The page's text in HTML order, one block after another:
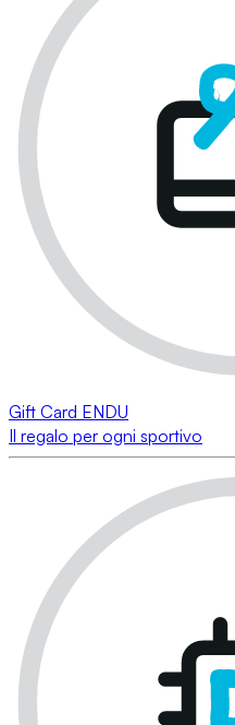
Gift Card ENDU
Il regalo per ogni sportivo